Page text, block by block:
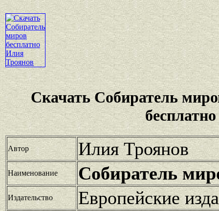
Скачать Собиратель
бесплатно
Автор Илия Троянов
Наименование Собиратель
Издательство Европейские